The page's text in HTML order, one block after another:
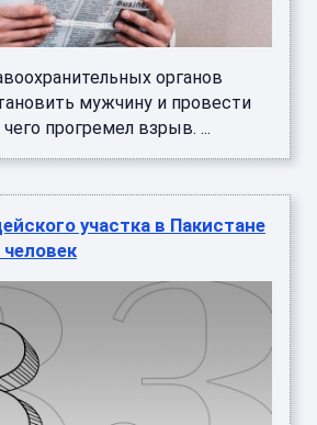
органов
мужчину и провести
прогремел взрыв. ...
участка в Пакистане